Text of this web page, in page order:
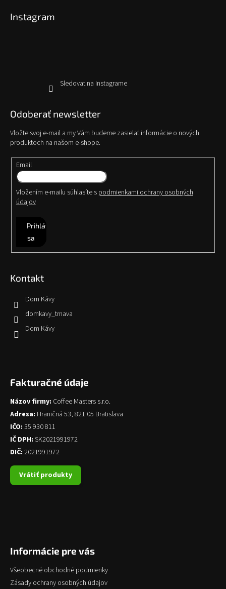
Instagram
Sledovať na Instagrame
Odoberať newsletter
Vložte svoj e-mail a my Vám budeme zasielať informácie o nových
produktoch na našom e-shope.
Email
Vložením e-mailu súhlasíte s podmienkami ochrany osobných
údajov
Prihlásiť
sa
Kontakt
Dom Kávy
domkavy_trnava
Dom Kávy
Fakturačné údaje
Názov firmy: Coffee Masters s.r.o.
Adresa: Hraničná 53, 821 05 Bratislava
IČO: 35 930 811
IČ DPH: SK2021991972
DIČ: 2021991972
Vrátiť produkty
Informácie pre vás
Všeobecné obchodné podmienky
Zásady ochrany osobných údajov